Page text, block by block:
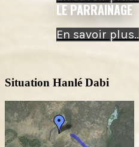
LE PARRAINAGE
En savoir plus..
Situation Hanlé Dabi